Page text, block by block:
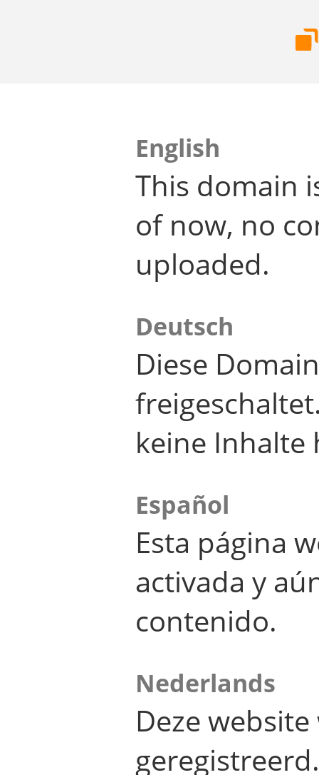
English
This domain
of now, no
uploaded.
Deutsch
Diese
keine Inhalte
Español
Esta página
activada y
contenido.
Nederlands
Deze